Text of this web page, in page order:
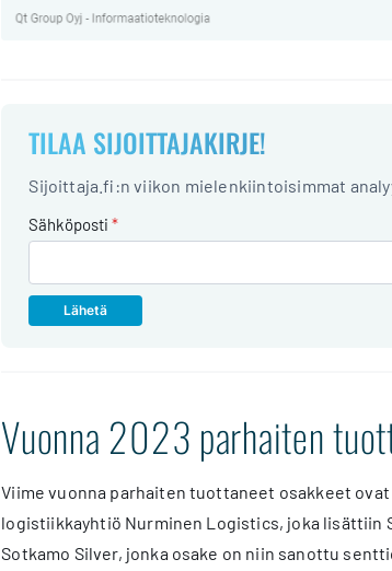
TILAA SIJOITTAJAKIRJE!
Sijoittaja.fi:n viikon mielenkiintoisimmat
Sähköposti *
Vuonna 2023 parhaiten
Viime vuonna parhaiten tuottaneet osakkeet
logistiikkayhtiö Nurminen Logistics, joka lisättiin
Sotkamo Silver, jonka osake on niin sanottu